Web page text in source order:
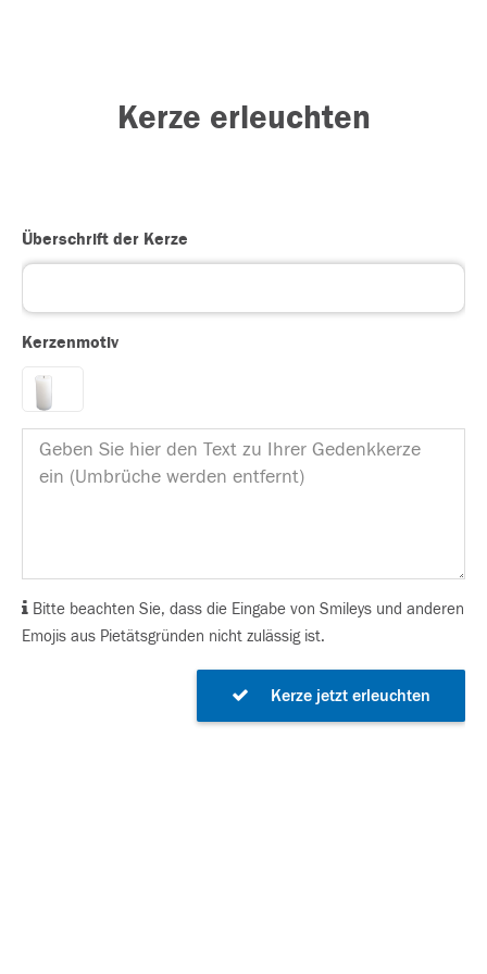
Kerze erleuchten
Überschrift der Kerze
Kerzenmotiv
Bitte beachten Sie, dass die Eingabe von Smileys und anderen
Emojis aus Pietätsgründen nicht zulässig ist.
Kerze jetzt erleuchten